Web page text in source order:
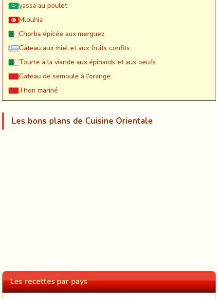
yassa au poulet
Mlouhia
Chorba épicée aux merguez
Gâteau aux miel et aux fruits confits
Tourte à la viande aux épinards et aux oeufs
Gateau de semoule à l'orange
Thon mariné
Les bons plans de Cuisine Orientale
Les recettes par pays